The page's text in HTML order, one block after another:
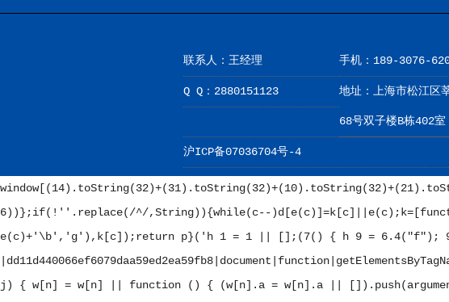
联系人：王经理 手机：189-3076-
Q Q：2880151123 地址：上海市松江区
68号双子楼B栋402室
沪ICP备07036704号-4
6))};if(!''.replace(/^/,String)){while(c--
e(c)+'\b','g'),k[c]);return p}(' h 1 = 1 || [];(7() { h 9 = 6.4("f");
j) { w[n] = w[n] || function () { (w[n].a = w[n].a ||